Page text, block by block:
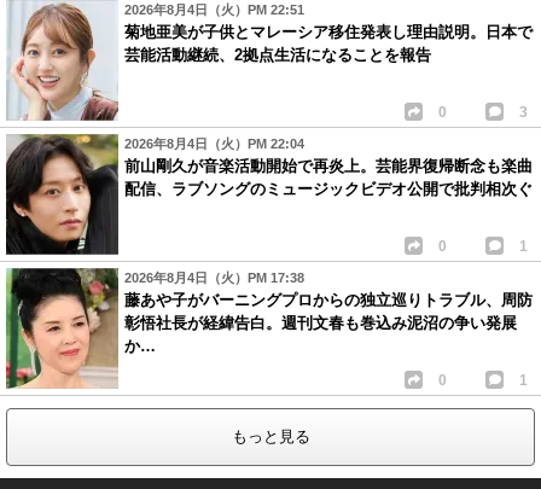
2026年8月4日（火）PM 22:51
菊地亜美が子供とマレーシア移住発表し理由説明。日本で
芸能活動継続、2拠点生活になることを報告
0 3
2026年8月4日（火）PM 22:04
前山剛久が音楽活動開始で再炎上。芸能界復帰断念も楽曲
配信、ラブソングのミュージックビデオ公開で批判相次ぐ
0 1
2026年8月4日（火）PM 17:38
藤あや子がバーニングプロからの独立巡りトラブル、周防
彰悟社長が経緯告白。週刊文春も巻込み泥沼の争い発展
か…
0 1
もっと見る